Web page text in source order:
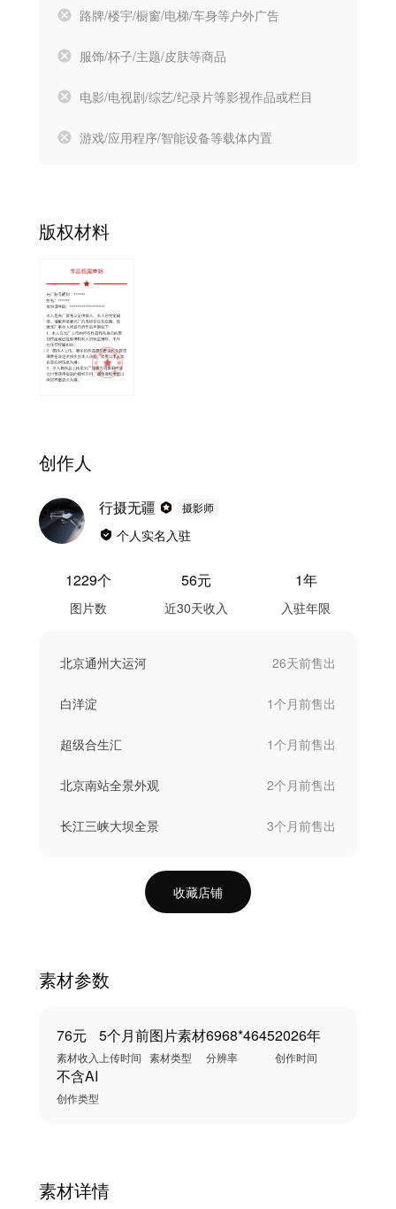
路牌/楼宇/橱窗/电梯/车身等户外广告
服饰/杯子/主题/皮肤等商品
电影/电视剧/综艺/纪录片等影视作品或栏目
游戏/应用程序/智能设备等载体内置
版权材料
创作人
行摄无疆 摄影师
个人实名入驻
1229个
图片数
56元
近30天收入
1年
入驻年限
北京通州大运河 26天前售出
白洋淀 1个月前售出
超级合生汇 1个月前售出
北京南站全景外观 2个月前售出
长江三峡大坝全景 3个月前售出
收藏店铺
素材参数
76元
素材收入
5个月前
上传时间
图片素材
素材类型
6968*4645
分辨率
2026年
创作时间
不含AI
创作类型
素材详情